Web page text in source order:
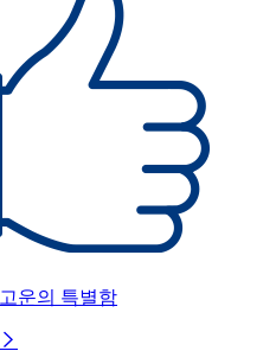
고운의 특별함
